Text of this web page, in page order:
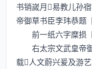
书销嵗月易教儿孙
帝御草书臣李玮恭题
前一纸六字糜损【
右太宗文武皇帝御
载人文蔚兴爰及游